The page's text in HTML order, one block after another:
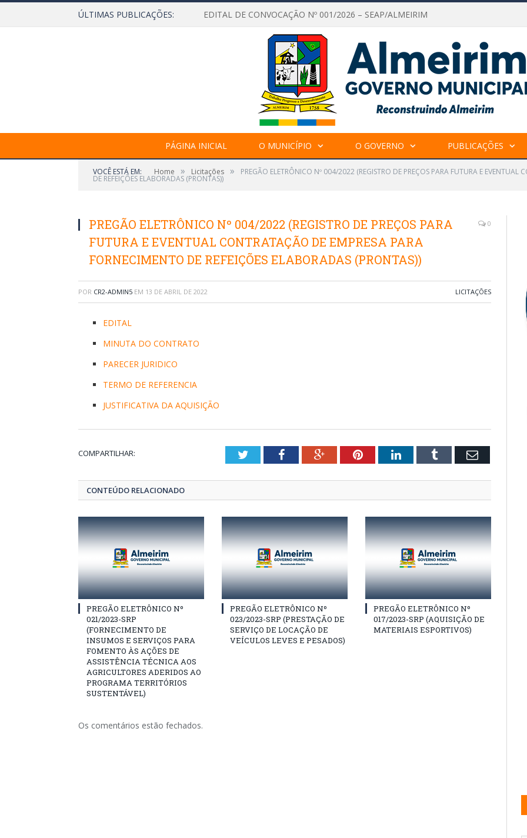
ÚLTIMAS PUBLICAÇÕES: EDITAL DE CONVOCAÇÃO Nº 001/2026 – SEAP/ALMEIRIM
PÁGINA INICIAL O MUNICÍPIO O GOVERNO PUBLICAÇÕES
VOCÊ ESTÁ EM: Home » Licitações » PREGÃO ELETRÔNICO Nº 004/2022 (REGISTRO DE PREÇOS PARA FUTURA E EVENTUAL
DE REFEIÇÕES ELABORADAS (PRONTAS))
PREGÃO ELETRÔNICO Nº 004/2022 (REGISTRO DE PREÇOS PARA
FUTURA E EVENTUAL CONTRATAÇÃO DE EMPRESA PARA
FORNECIMENTO DE REFEIÇÕES ELABORADAS (PRONTAS))
0
POR CR2-ADMIN5 EM 13 DE ABRIL DE 2022 LICITAÇÕES
EDITAL
MINUTA DO CONTRATO
PARECER JURIDICO
TERMO DE REFERENCIA
JUSTIFICATIVA DA AQUISIÇÃO
COMPARTILHAR: TwitterFacebookGoogle+PinterestLinkedInTumblr Email
CONTEÚDO RELACIONADO
PREGÃO ELETRÔNICO Nº
021/2023-SRP
(FORNECIMENTO DE
INSUMOS E SERVIÇOS PARA
FOMENTO ÀS AÇÕES DE
ASSISTÊNCIA TÉCNICA AOS
AGRICULTORES ADERIDOS AO
PROGRAMA TERRITÓRIOS
SUSTENTÁVEL)
PREGÃO ELETRÔNICO Nº
023/2023-SRP (PRESTAÇÃO DE
SERVIÇO DE LOCAÇÃO DE
VEÍCULOS LEVES E PESADOS)
PREGÃO ELETRÔNICO Nº
017/2023-SRP (AQUISIÇÃO DE
MATERIAIS ESPORTIVOS)
Os comentários estão fechados.